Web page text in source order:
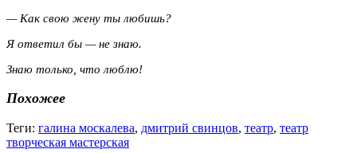
— Как свою жену ты любишь?
Я ответил бы — не знаю.
Знаю только, что люблю!
Похожее
Теги: галина москалева, дмитрий свинцов, театр, театр
творческая мастерская